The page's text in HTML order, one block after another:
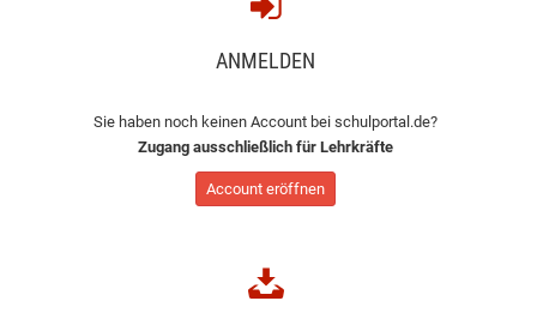
ANMELDEN
Sie haben noch keinen Account bei schulportal.de?
Zugang ausschließlich für Lehrkräfte
Account eröffnen